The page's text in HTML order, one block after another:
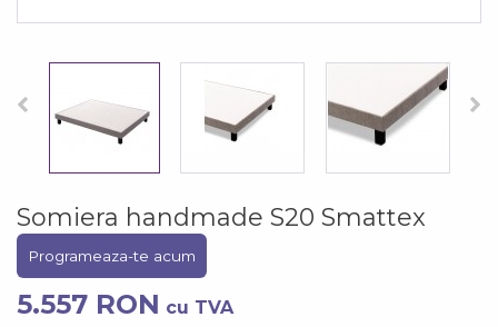
Somiera handmade S20 Smattex
Programeaza-te acum
5.557 RON cu TVA